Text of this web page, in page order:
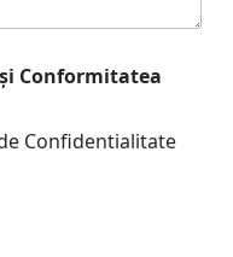
Conformitatea
Confidentialitate